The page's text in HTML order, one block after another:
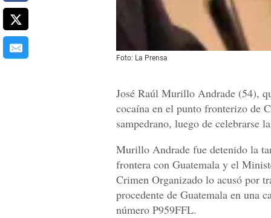
Foto: La Prensa
José Raúl Murillo Andrade (54),
cocaína en el punto fronterizo de
sampedrano, luego de celebrarse
Murillo Andrade fue detenido la
frontera con Guatemala y el
Crimen Organizado lo acusó por
procedente de Guatemala en una
número P959FFL.